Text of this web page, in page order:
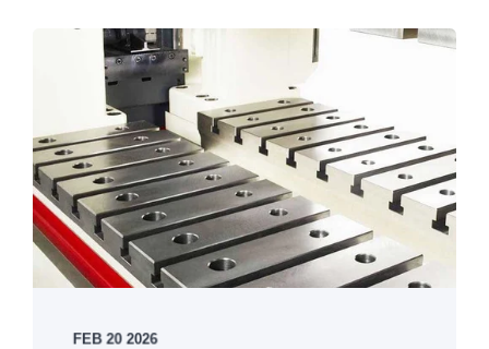
FEB 20 2026